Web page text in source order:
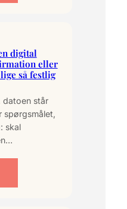
digital
eller
så festlig
datoen står
spørgsmålet,
skal